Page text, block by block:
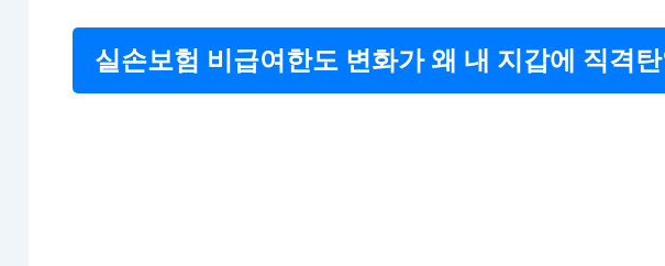
실손보험 비급여한도 변화가 왜 내 지갑에 직격